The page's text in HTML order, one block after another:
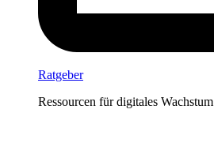
Ratgeber
Ressourcen für digitales Wachstum